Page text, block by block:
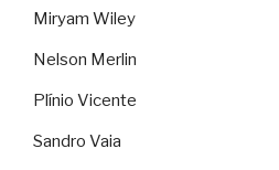
Miryam Wiley
Nelson Merlin
Plínio Vicente
Sandro Vaia